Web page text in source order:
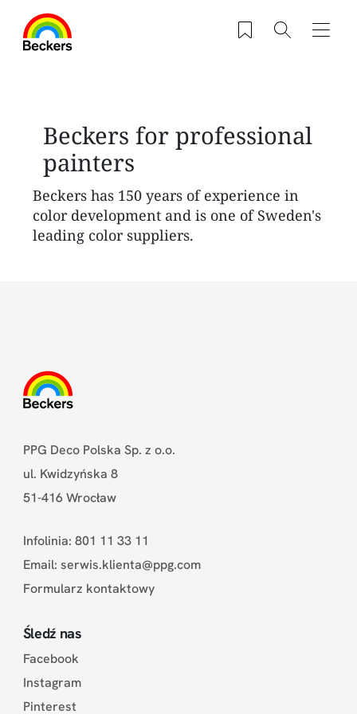
Zapisane produkty
Szukaj
Beckers for professional
painters
Beckers has 150 years of experience in
color development and is one of Sweden's
leading color suppliers.
PPG Deco Polska Sp. z o.o.
ul. Kwidzyńska 8
51-416 Wrocław
Infolinia: 801 11 33 11
Email: serwis.klienta@ppg.com
Formularz kontaktowy
Śledź nas
Facebook
Instagram
Pinterest